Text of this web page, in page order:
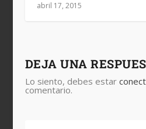
abril 17, 2015
DEJA UNA
Lo siento, debes estar
comentario.